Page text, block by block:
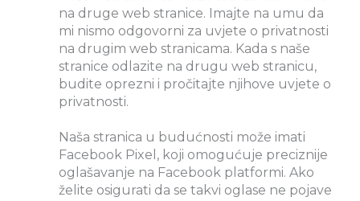
na druge web stranice. Imajte na umu da
mi nismo odgovorni za uvjete o privatnosti
na drugim web stranicama. Kada s naše
stranice odlazite na drugu web stranicu,
budite oprezni i pročitajte njihove uvjete o
privatnosti.
Naša stranica u budućnosti može imati
Facebook Pixel, koji omogućuje preciznije
oglašavanje na Facebook platformi. Ako
želite osigurati da se takvi oglase ne pojave